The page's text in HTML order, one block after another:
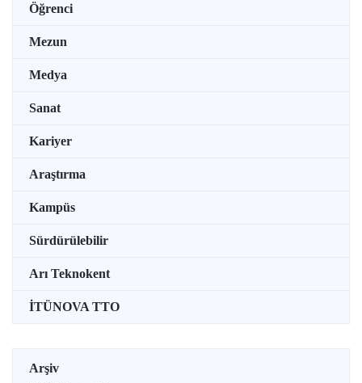
Öğrenci
Mezun
Medya
Sanat
Kariyer
Araştırma
Kampüs
Sürdürülebilir
Arı Teknokent
İTÜNOVA TTO
Arşiv